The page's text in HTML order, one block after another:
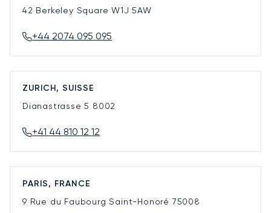
42 Berkeley SquareW1J 5AW
+44 2074 095 095
ZURICH, SUISSE
Dianastrasse 5 8002
+41 44 810 12 12
PARIS, FRANCE
9 Rue du Faubourg Saint-Honoré 75008